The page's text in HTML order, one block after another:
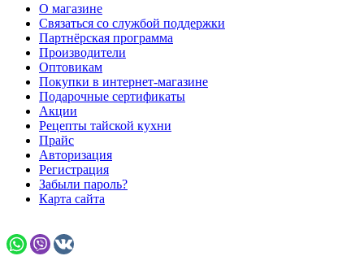
О магазине
Связаться со службой поддержки
Партнёрская программа
Производители
Оптовикам
Покупки в интернет-магазине
Подарочные сертификаты
Акции
Рецепты тайской кухни
Прайс
Авторизация
Регистрация
Забыли пароль?
Карта сайта